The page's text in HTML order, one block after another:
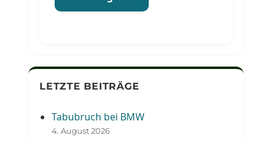
LETZTE BEITRÄGE
Tabubruch bei BMW
4. August 2026